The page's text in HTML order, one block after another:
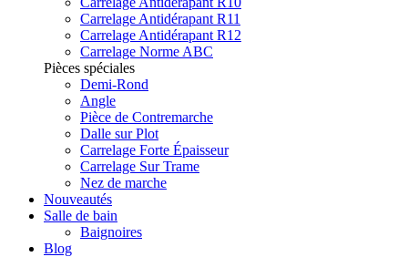
Carrelage Antidérapant R11
Carrelage Antidérapant R12
Carrelage Norme ABC
Pièces spéciales
Demi-Rond
Angle
Pièce de Contremarche
Dalle sur Plot
Carrelage Forte Épaisseur
Carrelage Sur Trame
Nez de marche
Nouveautés
Salle de bain
Baignoires
Blog